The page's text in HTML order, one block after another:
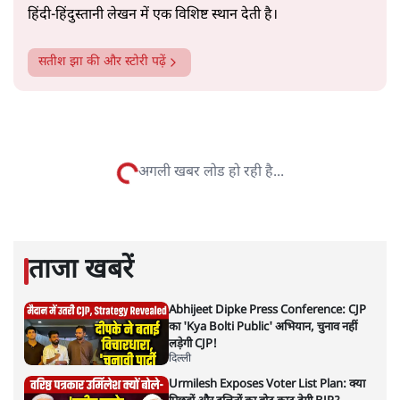
सत्य हिन्दी ऐपडाउनलोडकरें
विश्लेषणात्मक और मानवीय स्वरों में से एक हैं। शिक्षा, समाज,
अगली खबर लोड हो रही है...